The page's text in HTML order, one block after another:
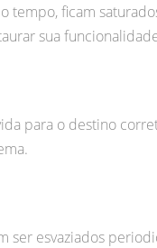
tempo, ficam
sua
para o destino
ser esvaziados